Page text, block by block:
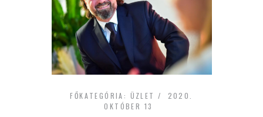
FŐKATEGÓRIA: ÜZLET
2020.
OKTÓBER 13